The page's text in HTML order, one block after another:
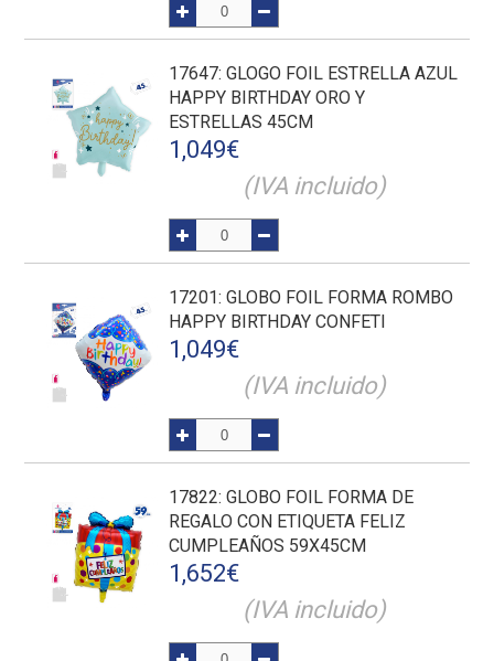
17647: GLOGO FOIL ESTRELLA AZUL
HAPPY BIRTHDAY ORO Y
ESTRELLAS 45CM
1,049€
(IVA incluido)
17201: GLOBO FOIL FORMA ROMBO
HAPPY BIRTHDAY CONFETI
1,049€
(IVA incluido)
17822: GLOBO FOIL FORMA DE
REGALO CON ETIQUETA FELIZ
CUMPLEAÑOS 59X45CM
1,652€
(IVA incluido)